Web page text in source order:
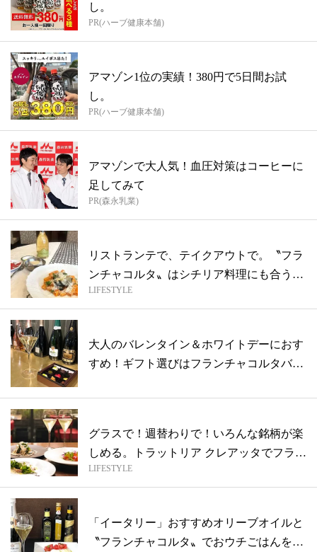
し。
PR(ハーブ健康本舗)
アマゾン1位の実績！380円で5日間お試
し。
PR(ハーブ健康本舗)
アマゾンで大人気！血圧対策はコーヒーに
足してみて
PR(森永乳業)
リストランテで、テイクアウトで。〝フラ
ンチャコルタ〟はシチリア料理にも合うん
です...
LIFESTYLE
大人のバレンタイン＆ホワイトデーにおす
すめ！ギフト選びはフランチャコルタバー
グラスで！週替わりで！いろんな銘柄が楽
しめる。トラットリア クレアッタでフラン
チ...
LIFESTYLE
「イータリー」おすすめオリーブオイルと
〝フランチャコルタ〟でおウチごはんを格